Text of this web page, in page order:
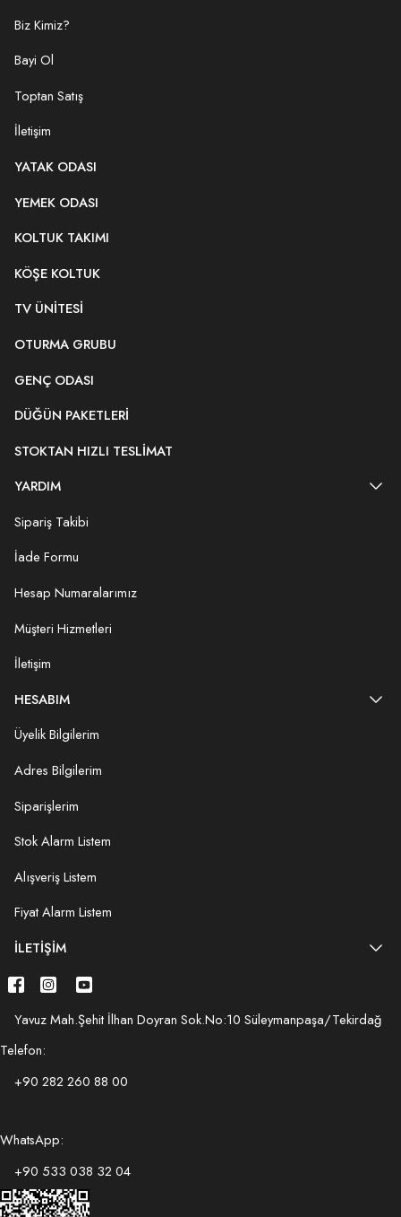
Biz Kimiz?
Bayi Ol
Toptan Satış
İletişim
YATAK ODASI
YEMEK ODASI
KOLTUK TAKIMI
KÖŞE KOLTUK
TV ÜNITESI
OTURMA GRUBU
GENÇ ODASI
DÜĞÜN PAKETLERI
STOKTAN HIZLI TESLIMAT
YARDIM
Sipariş Takibi
İade Formu
Hesap Numaralarımız
Müşteri Hizmetleri
İletişim
HESABIM
Üyelik Bilgilerim
Adres Bilgilerim
Siparişlerim
Stok Alarm Listem
Alışveriş Listem
Fiyat Alarm Listem
İLETIŞIM
Yavuz Mah.Şehit İlhan Doyran Sok.No:10 Süleymanpaşa/Tekirdağ
Telefon:
+90 282 260 88 00
WhatsApp:
+90 533 038 32 04